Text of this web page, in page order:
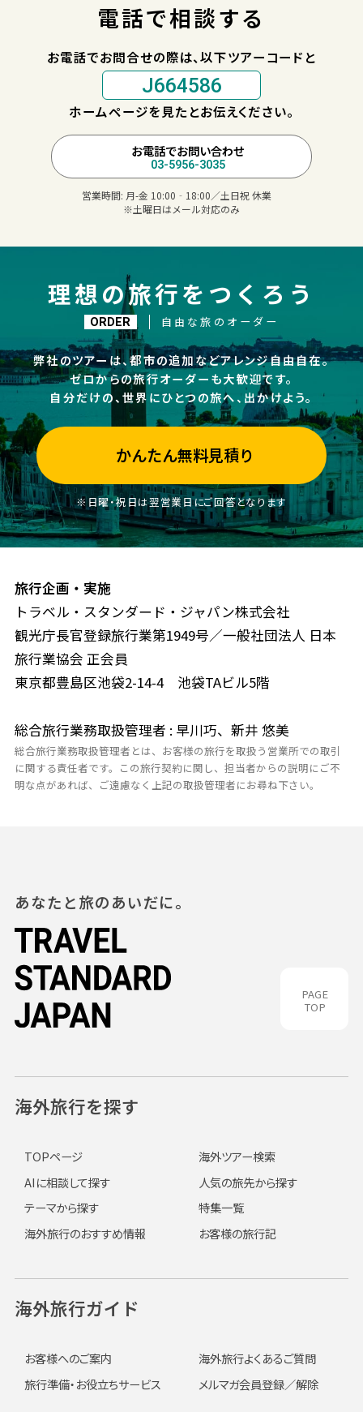
電話で相談する
お電話でお問合せの際は、以下ツアーコードと
J664586
ホームページを見たとお伝えください。
お電話でお問い合わせ
03-5956-3035
営業時間: 月-金 10:00‐18:00／土日祝 休業
※土曜日はメール対応のみ
理想の旅行をつくろう
ORDER 自由な旅のオーダー
弊社のツアーは、都市の追加などアレンジ自由自在。
ゼロからの旅行オーダーも大歓迎です。
自分だけの、世界にひとつの旅へ、出かけよう。
かんたん無料見積り
※日曜・祝日は翌営業日にご回答となります
旅行企画・実施
トラベル・スタンダード・ジャパン株式会社
観光庁長官登録旅行業第1949号／一般社団法人 日本
旅行業協会 正会員
東京都豊島区池袋2-14-4 池袋TAビル5階
総合旅行業務取扱管理者 : 早川巧、新井 悠美
総合旅行業務取扱管理者とは、お客様の旅行を取扱う営業所での取引
に関する責任者です。この旅行契約に関し、担当者からの説明にご不
明な点があれば、ご遠慮なく上記の取扱管理者にお尋ね下さい。
PAGE
TOP
あなたと旅のあいだに。
海外旅行を探す
TOPページ
海外ツアー検索
AIに相談して探す
人気の旅先から探す
テーマから探す
特集一覧
海外旅行のおすすめ情報
お客様の旅行記
海外旅行ガイド
お客様へのご案内
海外旅行よくあるご質問
旅行準備・お役立ちサービス
メルマガ会員登録／解除